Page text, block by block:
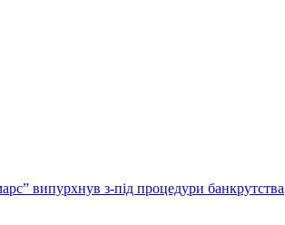
випурхнув з-під процедури банкрутства